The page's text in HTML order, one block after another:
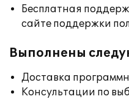
Бесплатная
сайте поддержки
Выполнены
Доставка
Консультации по